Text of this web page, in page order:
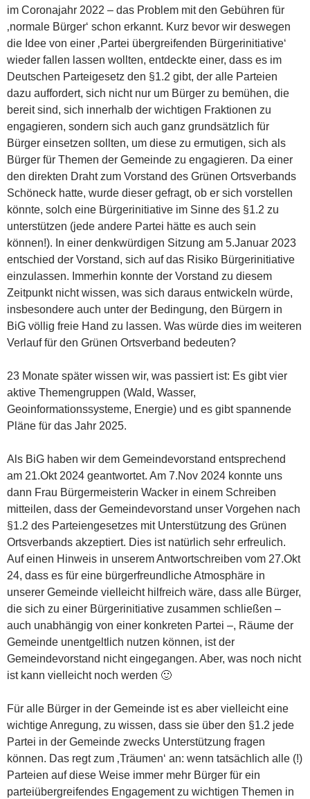
im Coronajahr 2022 – das Problem mit den Gebühren für
‚normale Bürger‘ schon erkannt. Kurz bevor wir deswegen
die Idee von einer ‚Partei übergreifenden Bürgerinitiative‘
wieder fallen lassen wollten, entdeckte einer, dass es im
Deutschen Parteigesetz den §1.2 gibt, der alle Parteien
dazu auffordert, sich nicht nur um Bürger zu bemühen, die
bereit sind, sich innerhalb der wichtigen Fraktionen zu
engagieren, sondern sich auch ganz grundsätzlich für
Bürger einsetzen sollten, um diese zu ermutigen, sich als
Bürger für Themen der Gemeinde zu engagieren. Da einer
den direkten Draht zum Vorstand des Grünen Ortsverbands
Schöneck hatte, wurde dieser gefragt, ob er sich vorstellen
könnte, solch eine Bürgerinitiative im Sinne des §1.2 zu
unterstützen (jede andere Partei hätte es auch sein
können!). In einer denkwürdigen Sitzung am 5.Januar 2023
entschied der Vorstand, sich auf das Risiko Bürgerinitiative
einzulassen. Immerhin konnte der Vorstand zu diesem
Zeitpunkt nicht wissen, was sich daraus entwickeln würde,
insbesondere auch unter der Bedingung, den Bürgern in
BiG völlig freie Hand zu lassen. Was würde dies im weiteren
Verlauf für den Grünen Ortsverband bedeuten?
23 Monate später wissen wir, was passiert ist: Es gibt vier
aktive Themengruppen (Wald, Wasser,
Geoinformationssysteme, Energie) und es gibt spannende
Pläne für das Jahr 2025.
Als BiG haben wir dem Gemeindevorstand entsprechend
am 21.Okt 2024 geantwortet. Am 7.Nov 2024 konnte uns
dann Frau Bürgermeisterin Wacker in einem Schreiben
mitteilen, dass der Gemeindevorstand unser Vorgehen nach
§1.2 des Parteiengesetzes mit Unterstützung des Grünen
Ortsverbands akzeptiert. Dies ist natürlich sehr erfreulich.
Auf einen Hinweis in unserem Antwortschreiben vom 27.Okt
24, dass es für eine bürgerfreundliche Atmosphäre in
unserer Gemeinde vielleicht hilfreich wäre, dass alle Bürger,
die sich zu einer Bürgerinitiative zusammen schließen –
auch unabhängig von einer konkreten Partei –, Räume der
Gemeinde unentgeltlich nutzen können, ist der
Gemeindevorstand nicht eingegangen. Aber, was noch nicht
ist kann vielleicht noch werden 🙂
Für alle Bürger in der Gemeinde ist es aber vielleicht eine
wichtige Anregung, zu wissen, dass sie über den §1.2 jede
Partei in der Gemeinde zwecks Unterstützung fragen
können. Das regt zum ‚Träumen‘ an: wenn tatsächlich alle (!)
Parteien auf diese Weise immer mehr Bürger für ein
parteiübergreifendes Engagement zu wichtigen Themen in